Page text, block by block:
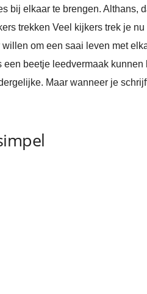
bij elkaar te brengen. Althans,
trekken Veel kijkers trek je
om een saai leven met
beetje leedvermaak
Maar wanneer je